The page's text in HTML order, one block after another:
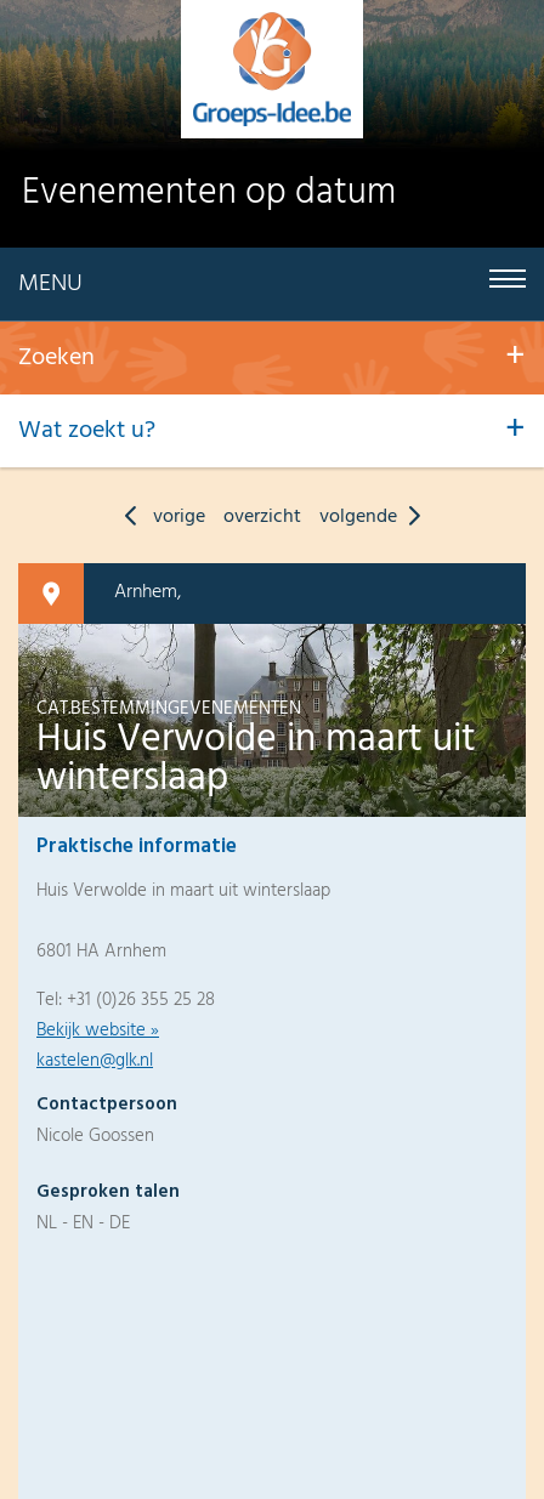
Evenementen op datum
MENU
Zoeken
Wat zoekt u?
vorige overzicht volgende
Arnhem,
CAT.BESTEMMINGEVENEMENTEN
Huis Verwolde in maart uit
winterslaap
Praktische informatie
Huis Verwolde in maart uit winterslaap
6801 HA Arnhem
Tel: +31 (0)26 355 25 28
Bekijk website »
kastelen@glk.nl
Contactpersoon
Nicole Goossen
Gesproken talen
NL - EN - DE